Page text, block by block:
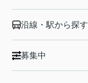
沿線・駅から探す
募集中